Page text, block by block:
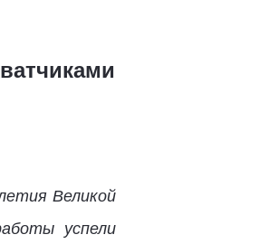
Великой
успели